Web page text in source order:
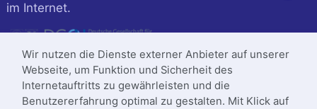
im Internet.
Wir nutzen die Dienste externer Anbieter auf unserer
Webseite, um Funktion und Sicherheit des
Internetauftritts zu gewährleisten und die
Benutzererfahrung optimal zu gestalten. Mit Klick auf